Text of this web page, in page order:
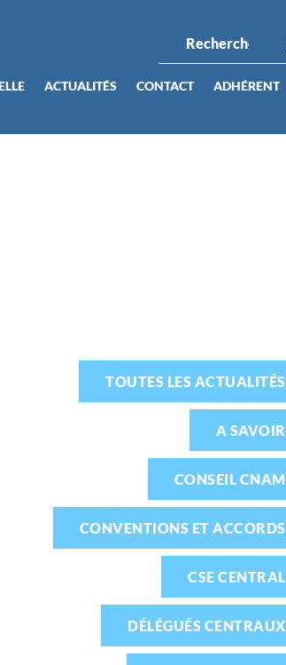
ACTUALITÉS CONTACT ADHÉRENT
TOUTES LES ACTUALITÉS
A SAVOIR
CONSEIL CNAM
CONVENTIONS ET ACCORDS
CSE CENTRAL
DÉLÉGUÉS CENTRAUX